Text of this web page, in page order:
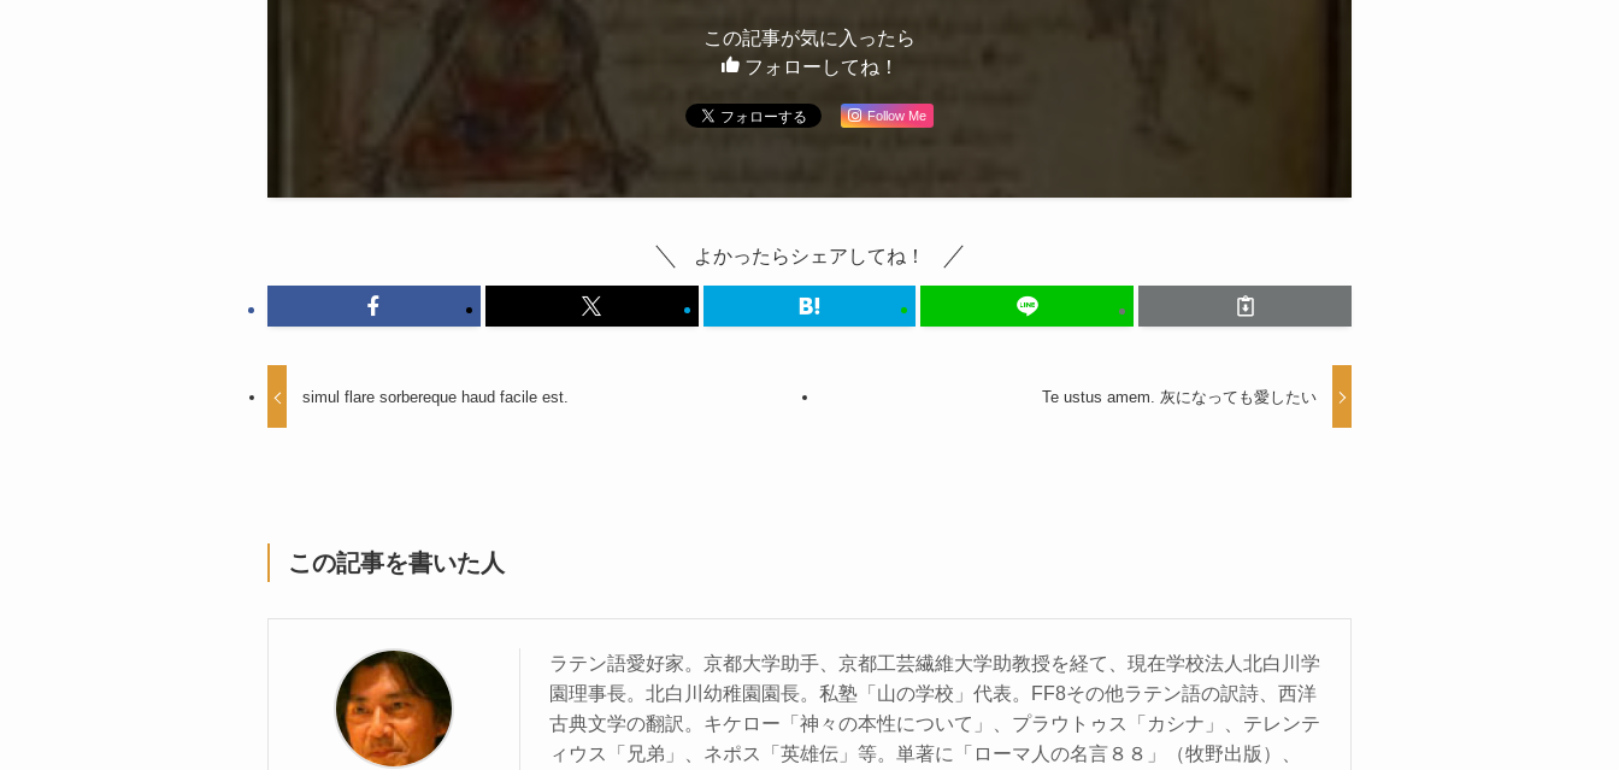
この記事が気に入ったら
フォローしてね！
Follow Me
よかったらシェアしてね！
simul flare sorbereque haud facile est. Te ustus amem. 灰になっても愛したい
この記事を書いた人
ラテン語愛好家。京都大学助手、京都工芸繊維大学助教授を経て、現在学校法人北白川学
園理事長。北白川幼稚園園長。私塾「山の学校」代表。FF8その他ラテン語の訳詩、西洋
古典文学の翻訳。キケロー「神々の本性について」、プラウトゥス「カシナ」、テレンテ
ィウス「兄弟」、ネポス「英雄伝」等。単著に「ローマ人の名言８８」（牧野出版）、